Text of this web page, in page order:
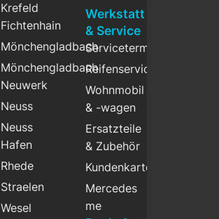
Krefeld
Fichtenhain
Mönchengladbach
Mönchengladbach
Neuwerk
Neuss
Neuss
Hafen
Rhede
Straelen
Wesel
Werkstatt
& Service
Servicetermin
Reifenservice
Wohnmobil
& -wagen
Ersatzteile
& Zubehör
Kundenkarte
Mercedes
me